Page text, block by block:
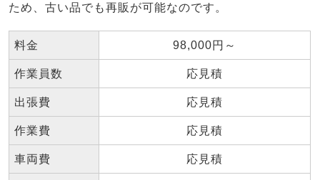
ため、古い品でも再販が可能なのです。
料金 98,000円～
作業員数 応見積
出張費 応見積
作業費 応見積
車両費 応見積